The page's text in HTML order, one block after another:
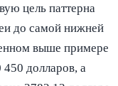
цель паттерна
до самой нижней
выше примере
450 долларов, а